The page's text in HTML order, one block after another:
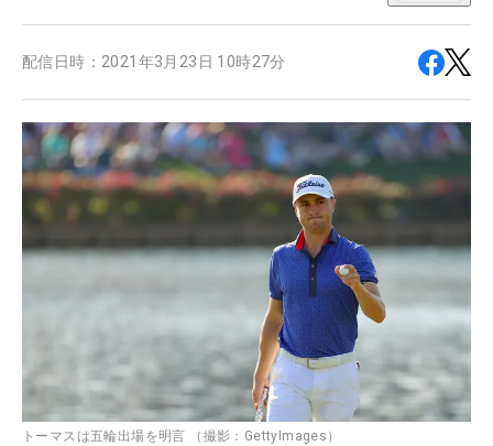
配信日時： 2021年3月23日 10時27分
トーマスは五輪出場を明言 （撮影：GettyImages）